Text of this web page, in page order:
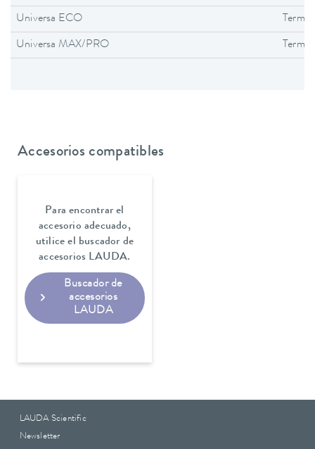
Universa ECO
Universa MAX/PRO
Accesorios compatibles
Para encontrar el
accesorio adecuado,
utilice el buscador de
accesorios LAUDA.
Buscador de
accesorios
LAUDA
LAUDA Scientific
Newsletter